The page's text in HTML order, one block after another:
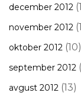
december 2012
november 2012
oktober 2012 (10)
september 2012
avgust 2012 (13)